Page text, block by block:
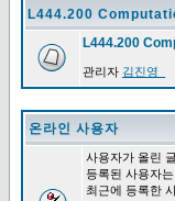
L444.200
L444.200
관리자 김진영_
온라인 사용자
사용자가 올린
등록된 사용자는
최근에 등록한